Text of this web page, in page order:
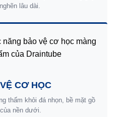
lâu dài.
CƠ HỌC
thấm khỏi đá nhọn, bề mặt gồ
nền dưới.